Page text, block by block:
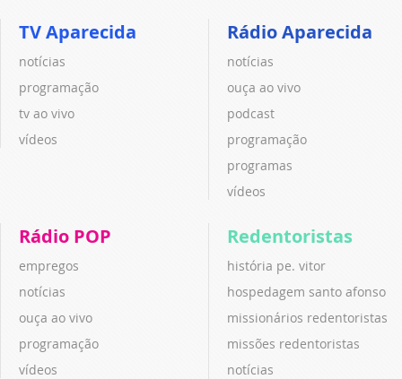
TV Aparecida
notícias
programação
tv ao vivo
vídeos
Rádio Aparecida
notícias
ouça ao vivo
podcast
programação
programas
vídeos
Rádio POP
empregos
notícias
ouça ao vivo
programação
vídeos
Redentoristas
história pe. vitor
hospedagem santo afonso
missionários redentoristas
missões redentoristas
notícias